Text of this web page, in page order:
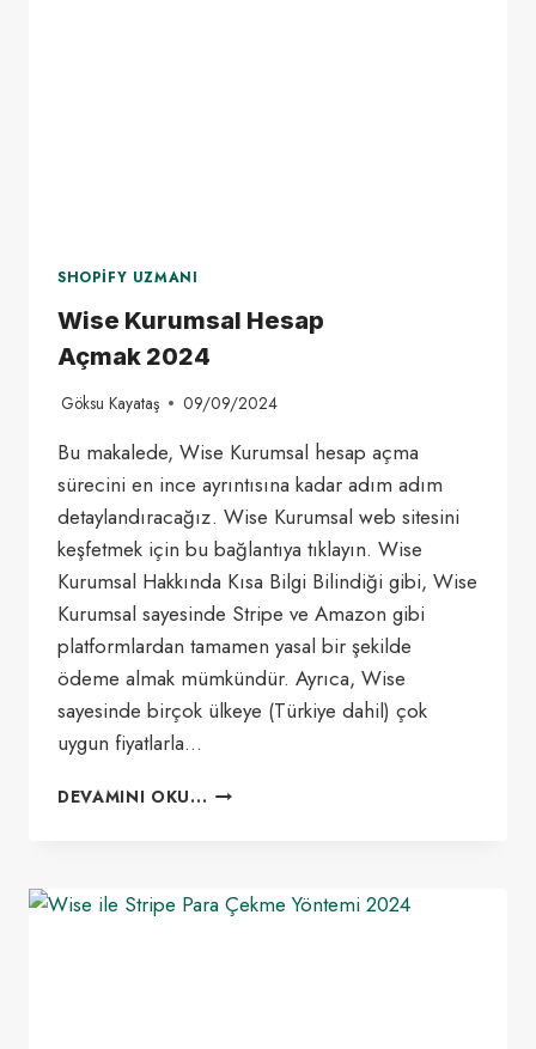
SHOPIFY UZMANI
Wise Kurumsal Hesap
Açmak 2024
Göksu Kayataş 09/09/2024
Bu makalede, Wise Kurumsal hesap açma
sürecini en ince ayrıntısına kadar adım adım
detaylandıracağız. Wise Kurumsal web sitesini
keşfetmek için bu bağlantıya tıklayın. Wise
Kurumsal Hakkında Kısa Bilgi Bilindiği gibi, Wise
Kurumsal sayesinde Stripe ve Amazon gibi
platformlardan tamamen yasal bir şekilde
ödeme almak mümkündür. Ayrıca, Wise
sayesinde birçok ülkeye (Türkiye dahil) çok
uygun fiyatlarla…
DEVAMINI OKU... WISE